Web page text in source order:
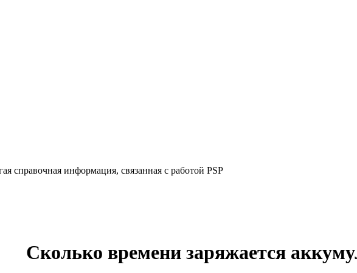
справочная информация, связанная с работой PSP
Сколько времени заряжается